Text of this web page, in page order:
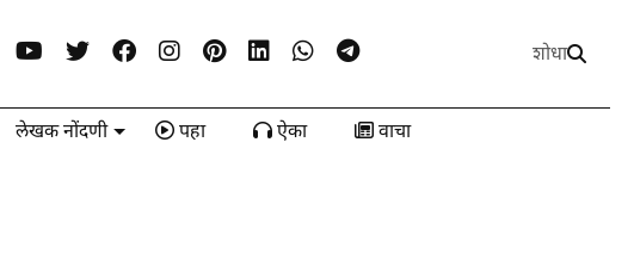
शोधा
लेखक नोंदणी पहा ऐका वाचा